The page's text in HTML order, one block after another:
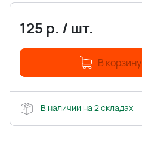
125 р. / шт.
В корзину
В наличии на 2 складах